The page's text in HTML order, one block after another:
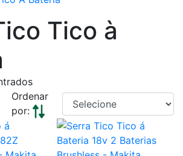
Tico à
Ordenar
por: